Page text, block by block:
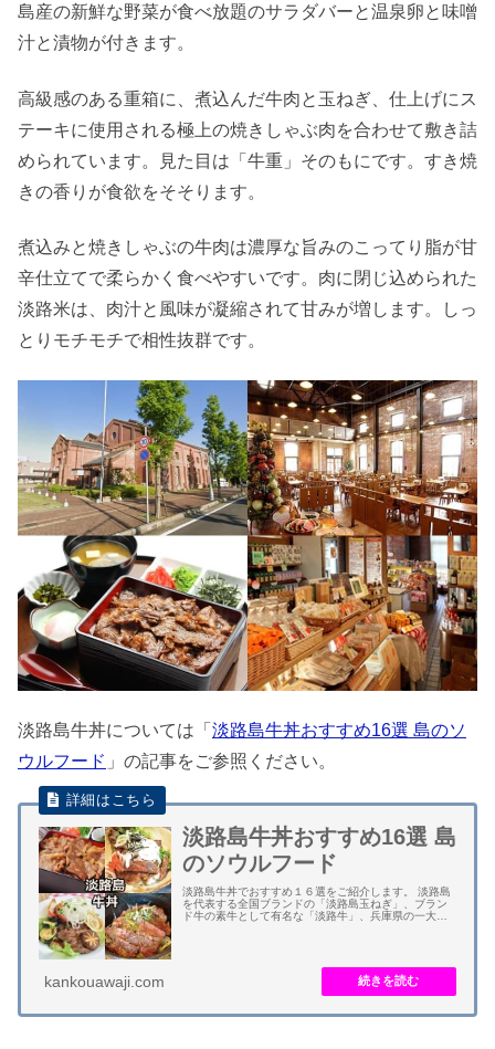
島産の新鮮な野菜が食べ放題のサラダバーと温泉卵と味噌
汁と漬物が付きます。
高級感のある重箱に、煮込んだ牛肉と玉ねぎ、仕上げにス
テーキに使用される極上の焼きしゃぶ肉を合わせて敷き詰
められています。見た目は「牛重」そのもにです。すき焼
きの香りが食欲をそそります。
煮込みと焼きしゃぶの牛肉は濃厚な旨みのこってり脂が甘
辛仕立てで柔らかく食べやすいです。肉に閉じ込められた
淡路米は、肉汁と風味が凝縮されて甘みが増します。しっ
とりモチモチで相性抜群です。
淡路島牛丼については「 淡路島牛丼おすすめ16選 島のソ
ウルフード 」の記事をご参照ください。
淡路島牛丼おすすめ16選 島
のソウルフード
淡路島牛丼でおすすめ１６選をご紹介します。 淡路島
を代表する全国ブランドの「淡路島玉ねぎ」、ブラン
ド牛の素牛として有名な「淡路牛」、兵庫県の一大生
kankouawaji.com